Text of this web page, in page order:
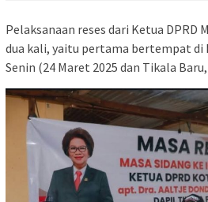
Pelaksanaan reses dari Ketua DPRD
dua kali, yaitu pertama bertempat di
Senin (24 Maret 2025 dan Tikala